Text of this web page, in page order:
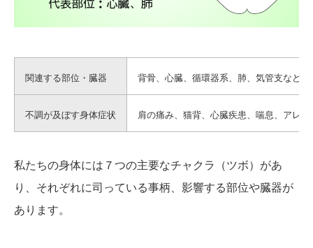
関連する部位・臓器 背骨、心臓、循環器系、肺、気管支など
不調が及ぼす身体症状 肩の痛み、猫背、心臓疾患、喘息、アレ
私たちの身体には７つの主要なチャクラ（ツボ）があ
り、それぞれに司っている事柄、影響する部位や臓器が
あります。